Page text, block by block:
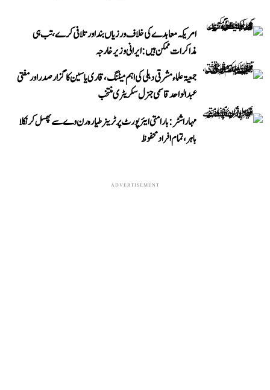
امریکہ معاہدے کی خلاف ورزیاں بند اور تلافی کرے، تب ہی
مذاکرات ممکن ہیں: ایرانی وزیر خارجہ
جمعیۃ علماء مشرقی دہلی کی اہم میٹنگ، قاری یاسین کا گزار صدر اور مفتی
عبد الواحد قاسمی جنرل سکریٹری منتخب
مہاراشٹر: بارامتی ایئرپورٹ پر ٹرینر طیارہ رن وے سے پھسل کر نکلا
باہر، تمام افراد محفوظ
ADVERTISEMENT